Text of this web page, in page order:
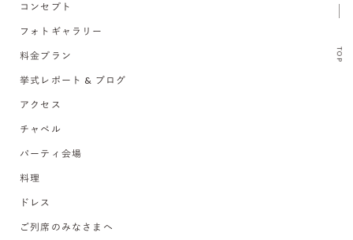
TOP
コンセプト
フォトギャラリー
料金プラン
挙式レポート & ブログ
アクセス
チャペル
パーティ会場
料理
ドレス
ご列席のみなさまへ